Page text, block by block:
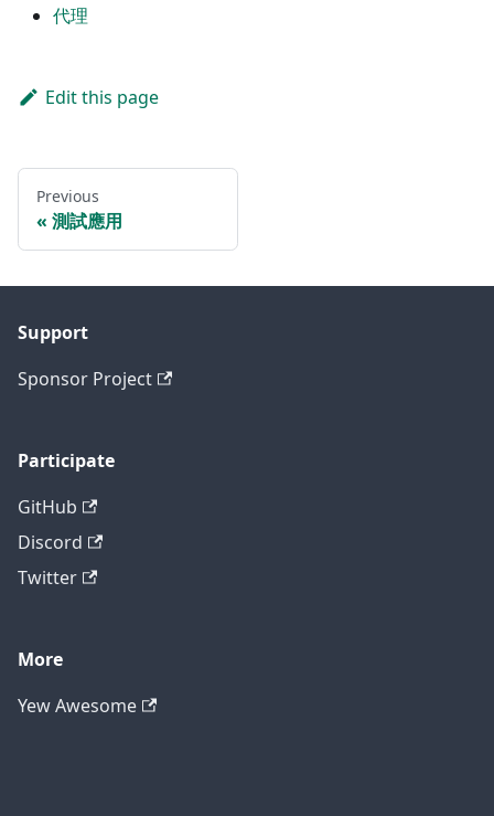
代理
Edit this page
Previous
測試應用
Support
Sponsor Project
Participate
GitHub
Discord
Twitter
More
Yew Awesome